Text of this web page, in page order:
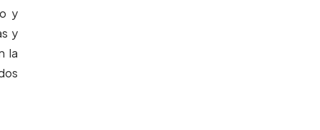
y
y
la